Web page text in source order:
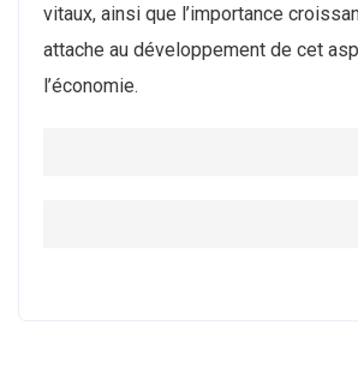
vitaux, ainsi que l’importance
attache au développement de cet
l’économie.